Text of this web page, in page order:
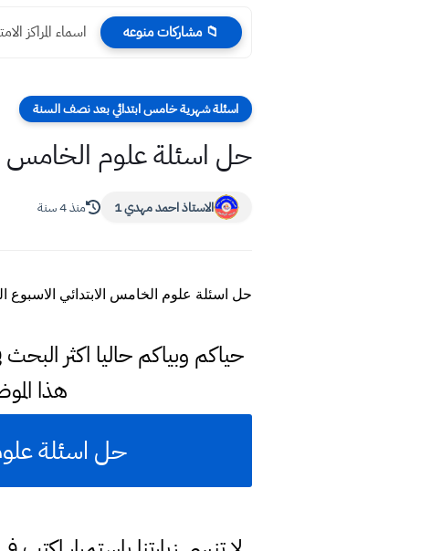
📁 مشاركات منوعه اسماء المراكز
اسئلة شهرية خامس ابتدائي بعد نصف السنة
حل اسئلة علوم الخامس
الاستاذ احمد مهدي 1 منذ 4 سنة
حل اسئلة علوم الخامس الابتدائي الاسبوع
حياكم وبياكم حاليا اكثر
هذا
حل اسئلة